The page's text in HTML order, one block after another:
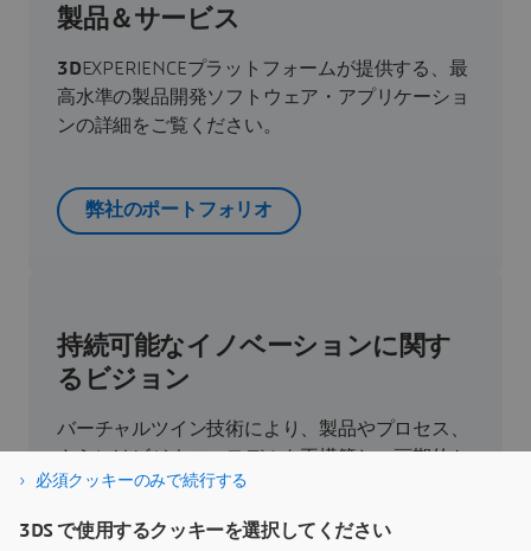
製品＆サービス
3DEXPERIENCEプラットフォームが提供する、最
高水準の製品開発ソフトウェア・アプリケーショ
ンの詳細をご覧ください。
弊社のポートフォリオ
持続可能なイノベーションに関す
るビジョン
バーチャルツイン技術により、製品やプロセス、
さらにはビジネス・モデルを再構築し、画期的か
つ持続可能なイノベーションを実現できます。
必須クッキーのみで続行する
3DS で使用するクッキーを選択してください